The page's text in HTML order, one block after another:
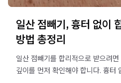
일산 점빼기, 흉터 없이
방법 총정리
일산 점빼기를 합리적으로 받으려
깊이를 먼저 확인해야 합니다. 흉터